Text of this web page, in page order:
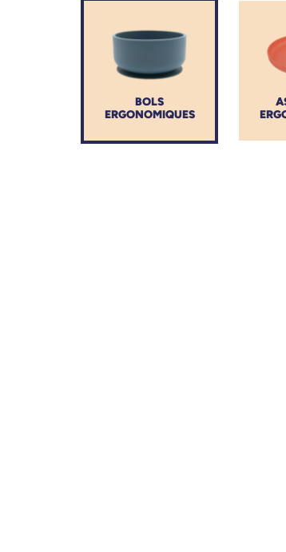
BOLS
ERGONOMIQUES